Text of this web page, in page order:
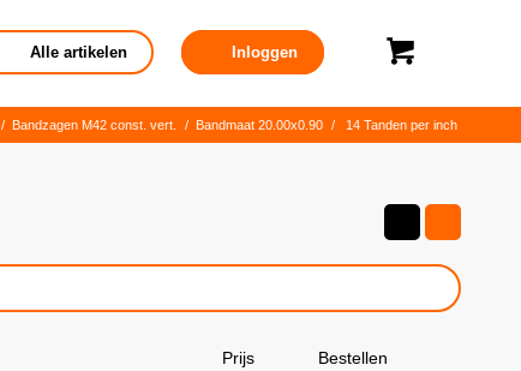
Alle artikelen Inloggen
/ Bandzagen M42 const. vert. / Bandmaat 20.00x0.90 / 14 Tanden per inch
Prijs Bestellen